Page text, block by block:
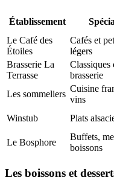
Établissement
Le Café des
Étoiles
Cafés et
légers
Brasserie La
Terrasse
Classiques
brasserie
Les sommeliers
Cuisine
vins
Winstub Plats
Le Bosphore
Buffets,
boissons
Les boissons et